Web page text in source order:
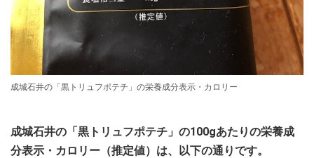
成城石井の「黒トリュフポテチ」の栄養成分表示・カロリー
成城石井の「黒トリュフポテチ」の100gあたりの栄養成
分表示・カロリー（推定値）は、以下の通りです。